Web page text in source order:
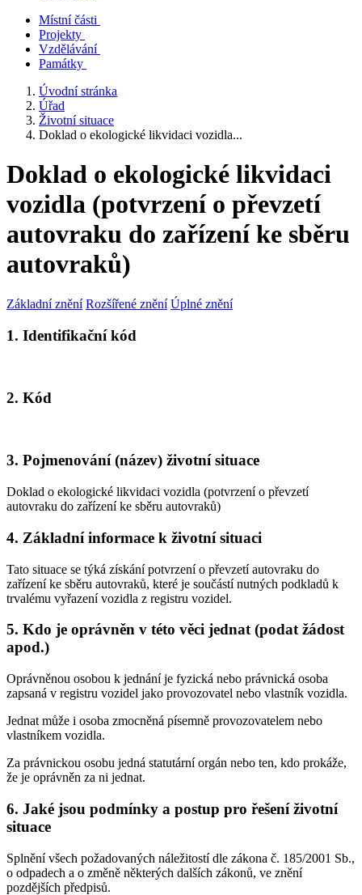
Místní části
Projekty
Vzdělávání
Památky
Úvodní stránka
Úřad
Životní situace
Doklad o ekologické likvidaci vozidla...
Doklad o ekologické likvidaci
vozidla (potvrzení o převzetí
autovraku do zařízení ke sběru
autovraků)
Základní znění Rozšířené znění Úplné znění
1. Identifikační kód
2. Kód
3. Pojmenování (název) životní situace
Doklad o ekologické likvidaci vozidla (potvrzení o převzetí
autovraku do zařízení ke sběru autovraků)
4. Základní informace k životní situaci
Tato situace se týká získání potvrzení o převzetí autovraku do
zařízení ke sběru autovraků, které je součástí nutných podkladů k
trvalému vyřazení vozidla z registru vozidel.
5. Kdo je oprávněn v této věci jednat (podat žádost
apod.)
Oprávněnou osobou k jednání je fyzická nebo právnická osoba
zapsaná v registru vozidel jako provozovatel nebo vlastník vozidla.
Jednat může i osoba zmocněná písemně provozovatelem nebo
vlastníkem vozidla.
Za právnickou osobu jedná statutární orgán nebo ten, kdo prokáže,
že je oprávněn za ni jednat.
6. Jaké jsou podmínky a postup pro řešení životní
situace
Splnění všech požadovaných náležitostí dle zákona č. 185/2001 Sb.,
o odpadech a o změně některých dalších zákonů, ve znění
pozdějších předpisů.